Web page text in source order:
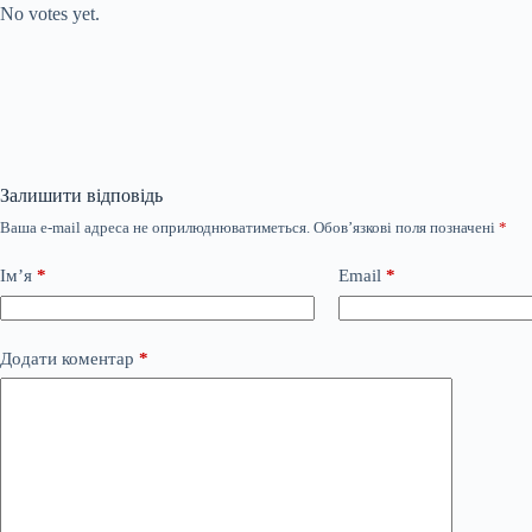
No votes yet.
Залишити відповідь
Ваша e-mail адреса не оприлюднюватиметься. Обов’язкові поля позначені *
Ім’я * Email *
Додати коментар *